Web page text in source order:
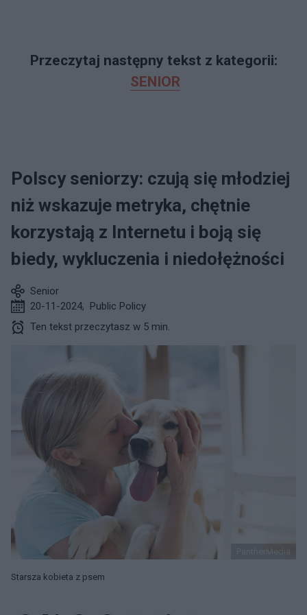
Przeczytaj następny tekst z kategorii:
SENIOR
Polscy seniorzy: czują się młodziej
niż wskazuje metryka, chętnie
korzystają z Internetu i boją się
biedy, wykluczenia i niedołężności
Senior
20-11-2024, Public Policy
Ten tekst przeczytasz w 5 min.
PantherMedia
Starsza kobieta z psem